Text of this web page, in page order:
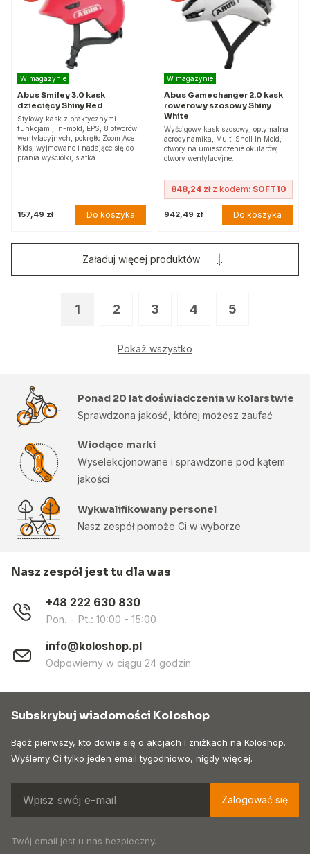
W magazynie
Abus Smiley 3.0 kask
dziecięcy Shiny Red
Stylowy kask z praktycznymi
funkcjami, in-mold, EPS, 8 otworów
wentylacyjnych, pokrętło Zoom Ace
Kids, wyjmowane i nadające się do
prania wyściółki, siatka…
157,49 zł Do koszyka
W magazynie
Abus Gamechanger 2.0 kask
rowerowy szosowy Shiny
White
Wyścigowy kask szosowy, optymalna
aerodynamika, Multi Shell In Mold,
otwory na umieszczenie okularów,
otwory wentylacyjne.
848,24 złz kodem: SOFT10
942,49 zł Do koszyka
1 2 3 4 5
Pokaż wszystko
Załaduj więcej produktów
Ponad 20 lat doświadczenia w kolarstwie
Sprawdzona jakość, której możesz zaufać
Wiodące marki
Wyselekcjonowane i sprawdzone pod kątem
jakości
Wykwalifikowany personel
Nasz zespół pomoże Ci w wyborze
Nasz zespół jest tu dla was
+48 222 630 830
Pon. - Pt.: 10:00 - 15:00
info@koloshop.pl
Odpowiemy w ciągu 24 godzin
Subskrybuj wiadomości Koloshop
Bądź pierwszy, kto dowie się o akcjach i zniżkach na Koloshop.
Wyślemy Ci tylko jeden email tygodniowo, nigdy więcej.
Zalogować się
Twój email jest u nas bezpieczny.